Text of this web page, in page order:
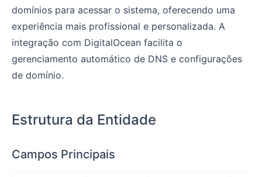
domínios para acessar o sistema, oferecendo uma
experiência mais profissional e personalizada. A
integração com DigitalOcean facilita o
gerenciamento automático de DNS e configurações
de domínio.
Estrutura da Entidade
Campos Principais